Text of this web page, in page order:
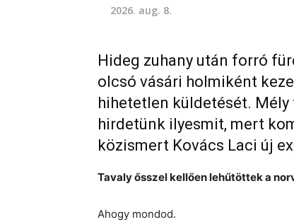
2026. aug. 8.
Hideg zuhany után forró
olcsó vásári holmiként
hihetetlen küldetését.
hirdetünk ilyesmit, mert
közismert Kovács Laci új
Tavaly ősszel kellően lehűtöttek a
Ahogy mondod.